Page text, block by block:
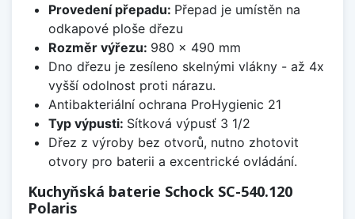
Provedení přepadu: Přepad je umístěn na
odkapové ploše dřezu
Rozměr výřezu: 980 x 490 mm
Dno dřezu je zesíleno skelnými vlákny - až 4x
vyšší odolnost proti nárazu.
Antibakteriální ochrana ProHygienic 21
Typ výpusti: Sítková výpusť 3 1/2
Dřez z výroby bez otvorů, nutno zhotovit
otvory pro baterii a excentrické ovládání.
Kuchyňská baterie Schock SC-540.120
Polaris